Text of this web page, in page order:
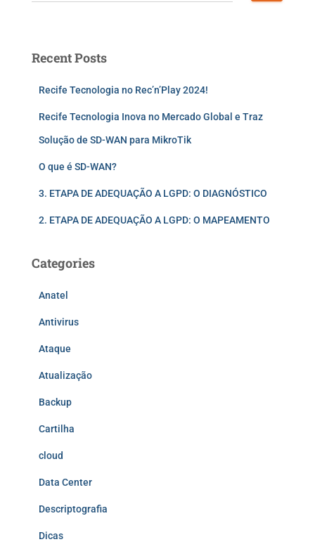
Recent Posts
Recife Tecnologia no Rec’n’Play 2024!
Recife Tecnologia Inova no Mercado Global e Traz
Solução de SD-WAN para MikroTik
O que é SD-WAN?
3. ETAPA DE ADEQUAÇÃO A LGPD: O DIAGNÓSTICO
2. ETAPA DE ADEQUAÇÃO A LGPD: O MAPEAMENTO
Categories
Anatel
Antivirus
Ataque
Atualização
Backup
Cartilha
cloud
Data Center
Descriptografia
Dicas